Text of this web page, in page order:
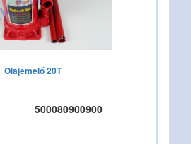
Olajemelő 20T
500080900900